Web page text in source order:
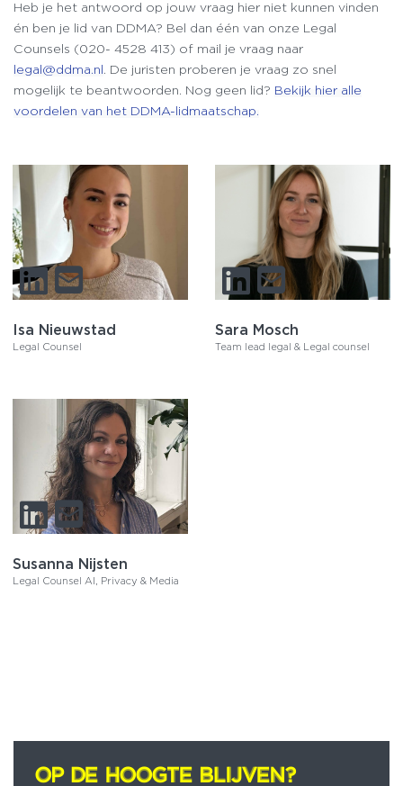
Heb je het antwoord op jouw vraag hier niet kunnen vinden
én ben je lid van DDMA? Bel dan één van onze Legal
Counsels (020- 4528 413) of mail je vraag naar
legal@ddma.nl . De juristen proberen je vraag zo snel
mogelijk te beantwoorden. Nog geen lid? Bekijk hier alle
voordelen van het DDMA-lidmaatschap.
Isa Nieuwstad
Legal Counsel
Sara Mosch
Team lead legal & Legal counsel
Susanna Nijsten
Legal Counsel AI, Privacy & Media
OP DE HOOGTE BLIJVEN?
OP DE HOOGTE BLIJVEN?